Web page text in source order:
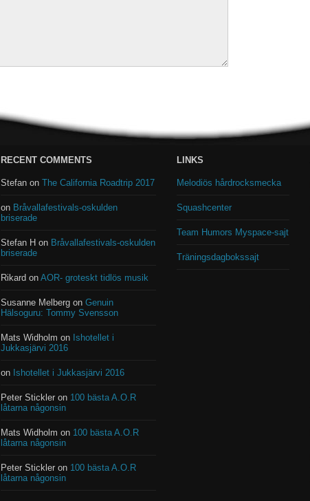
RECENT COMMENTS
Stefan onThe California Roadtrip 2017
on Bråvallafestivals-oskulden
briserade
Stefan H on Bråvallafestivals-oskulden
briserade
Rikard onAOR- groteskt tidlös musik
Susanne Melberg onGenuin
Hälsoguru: Tommy Svensson
Mats Widholm on Ishotellet i
Jukkasjärvi 2016
on Ishotellet i Jukkasjärvi 2016
Peter Stickler on 100 bästa A.O.R
låtarna någonsin
Mats Widholm on 100 bästa A.O.R
låtarna någonsin
Peter Stickler on 100 bästa A.O.R
låtarna någonsin
LINKS
Melodiös hårdrocksmecka
Squashcenter
Team Humors Myspace-sajt
Träningsdagbokssajt